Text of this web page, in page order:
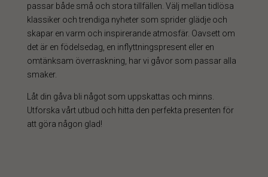
passar både små och stora tillfällen. Välj mellan tidlösa
klassiker och trendiga nyheter som sprider glädje och
skapar en varm och inspirerande atmosfär. Oavsett om
det är en födelsedag, en inflyttningspresent eller en
omtänksam överraskning, har vi gåvor som passar alla
smaker.
Låt din gåva bli något som uppskattas och minns.
Utforska vårt utbud och hitta den perfekta presenten för
att göra någon glad!